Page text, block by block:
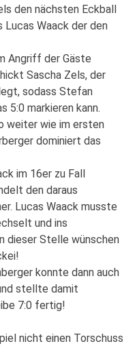
den nächsten Eckball
Waack der den
Angriff der Gäste
Sascha Zels, der
sodass Stefan
5:0 markieren kann.
weiter wie im ersten
dominiert das
im 16er zu Fall
den daraus
Lucas Waack musste
und ins
dieser Stelle wünschen
konnte dann auch
stellte damit
7:0 fertig!
nicht einen Torschuss